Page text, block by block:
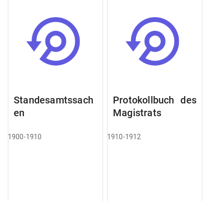
Standesamtssach
en
1900-1910
Protokollbuch des
Magistrats
1910-1912